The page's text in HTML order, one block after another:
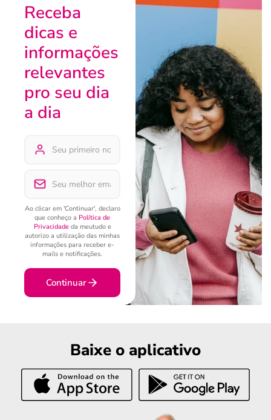
Receba
dicas e
informações
relevantes
pro seu dia
a dia
Ao clicar em 'Continuar', declaro
que conheço a Política de
Privacidadeda meutudo e
autorizo a utilização das minhas
informações para receber e-
mails e notificações.
Continuar
Baixe o aplicativo